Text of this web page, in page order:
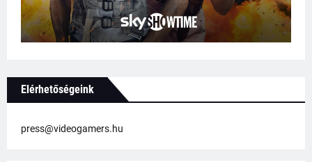
Elérhetőségeink
press@videogamers.hu